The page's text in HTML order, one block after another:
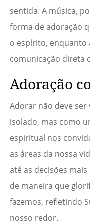
sentida. A música,
forma de adoração
o espírito, enquanto
comunicação direta
Adoração
Adorar não deve
isolado, mas como
espiritual nos
as áreas da nossa
até as decisões
de maneira que
fazemos, refletindo
nosso redor.